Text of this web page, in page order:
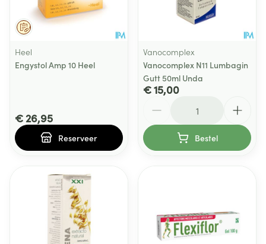
Op voorschrift
Heel
Engystol Amp 10 Heel
€ 26,95
Reserveer
Vanocomplex
Vanocomplex N11 Lumbagin
Gutt 50ml Unda
€ 15,00
Bestel